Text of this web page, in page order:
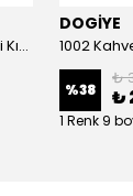
1001 Siyah Renkli Hakiki Deri Kışlık Bot
DOGİYE
%38
₺
₺
1 Renk 9